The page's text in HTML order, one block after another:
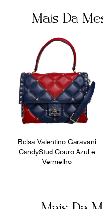
Mais Da
Bolsa Valentino Garavani
CandyStud Couro Azul e
Vermelho